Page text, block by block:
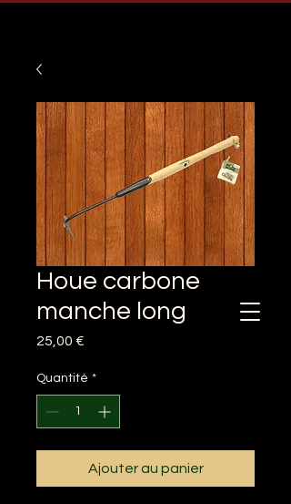
Houe carbone
manche long
25,00 €
Quantité *
Ajouter au panier